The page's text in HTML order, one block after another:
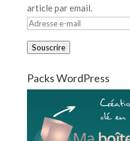
article par email.
Adresse
mail
Souscrire
Packs WordPress